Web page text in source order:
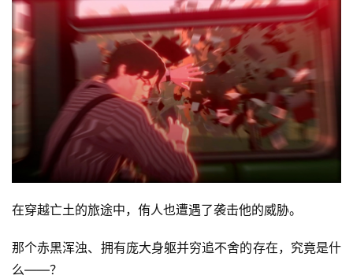
在穿越亡土的旅途中，侑人也遭遇了袭击他的威胁。
那个赤黑浑浊、拥有庞大身躯并穷追不舍的存在，究竟是什
么——？